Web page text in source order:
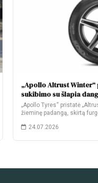
„Apollo Altrust
sukibimo su šlapia
„Apollo Tyres“ pristatė
žieminę padangą, skirtą
24.07.2026